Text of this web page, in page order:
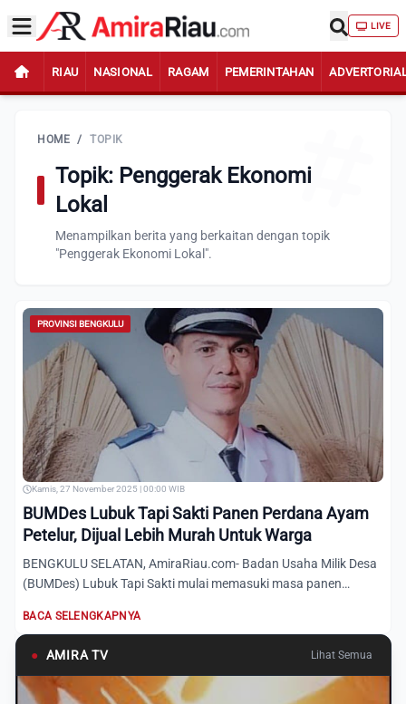
LIVE
RIAU NASIONAL RAGAM PEMERINTAHAN
HOME / TOPIK
Topik: Penggerak Ekonomi
Lokal
Menampilkan berita yang berkaitan dengan topik
"Penggerak Ekonomi Lokal".
PROVINSI BENGKULU
Kamis, 27 November 2025 | 00:00 WIB
BUMDes Lubuk Tapi Sakti Panen Perdana Ayam
Petelur, Dijual Lebih Murah Untuk Warga
BENGKULU SELATAN, AmiraRiau.com- Badan Usaha Milik Desa
(BUMDes) Lubuk Tapi Sakti mulai memasuki masa panen
BACA SELENGKAPNYA
● AMIRA TV Lihat Semua